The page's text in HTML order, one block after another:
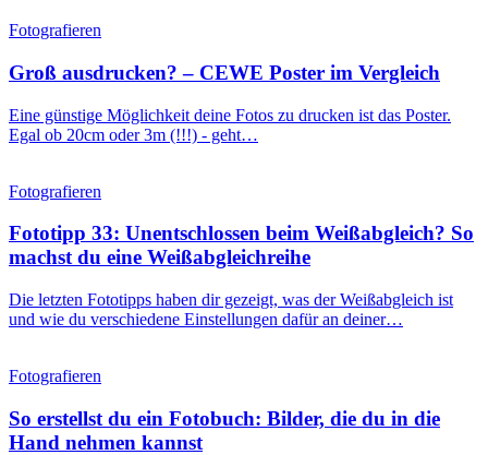
Fotografieren
Groß ausdrucken? – CEWE Poster im Vergleich
Eine günstige Möglichkeit deine Fotos zu drucken ist das Poster.
Egal ob 20cm oder 3m (!!!) - geht…
Fotografieren
Fototipp 33: Unentschlossen beim Weißabgleich? So
machst du eine Weißabgleichreihe
Die letzten Fototipps haben dir gezeigt, was der Weißabgleich ist
und wie du verschiedene Einstellungen dafür an deiner…
Fotografieren
So erstellst du ein Fotobuch: Bilder, die du in die
Hand nehmen kannst